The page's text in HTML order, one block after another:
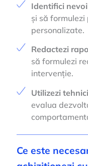
Identifici
și să
personalizate.
Redactezi
să formulezi
intervenție.
Utilizezi
evalua
Ce este